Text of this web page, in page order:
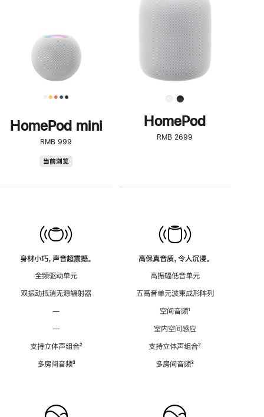
HomePod mini
RMB 999
当前浏览
身材小巧，声音超震撼。
全频驱动单元
双振动抵消无源辐射器
—
—
支持立体声组合脚
²
多房间音频脚
³
了
解
HomePod<
HomePod
RMB 2699
高保真音质，令人沉浸。
高振幅低音单元
五高音单元波束成形阵列
空间音频脚
¹
室内空间感应
支持立体声组合脚
²
多房间音频脚
³